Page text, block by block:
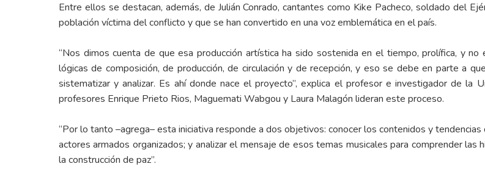
Entre ellos se destacan, además, de Julián Conrado, cantantes como Kike Pacheco, soldado del
población víctima del conflicto y que se han convertido en una voz emblemática en el país.
“Nos dimos cuenta de que esa producción artística ha sido sostenida en el tiempo, prolífica, y
lógicas de composición, de producción, de circulación y de recepción, y eso se debe en parte a
sistematizar y analizar. Es ahí donde nace el proyecto”, explica el profesor e investigador de la
profesores Enrique Prieto Rios, Maguemati Wabgou y Laura Malagón lideran este proceso.
“Por lo tanto –agrega– esta iniciativa responde a dos objetivos: conocer los contenidos y
actores armados organizados; y analizar el mensaje de esos temas musicales para comprender
la construcción de paz”.